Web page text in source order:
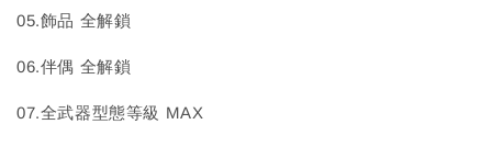
05.飾品 全解鎖
06.伴偶 全解鎖
07.全武器型態等級 MAX